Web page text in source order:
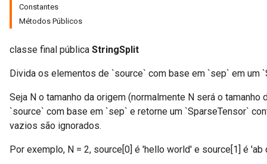
Constantes
Métodos Públicos
classe final pública StringSplit
Divida os elementos de `source` com base em `sep` em um
Seja N o tamanho da origem (normalmente N será o
`source` com base em `sep` e retorne um `SparseTensor`
vazios são ignorados.
Por exemplo, N = 2, source[0] é 'hello world' e source[1] é 'ab